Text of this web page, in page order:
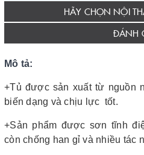
HÃY CHỌN NỘI
ĐÁNH
Mô tả:
+Tủ được sản xuất từ nguồn
biến dạng và chịu lực tốt.
+Sản phẩm được sơn tĩnh
còn chống han gỉ và nhiều tác